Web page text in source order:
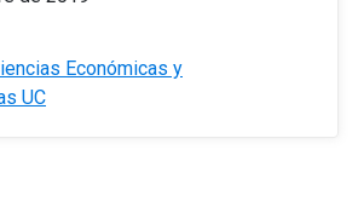
Económicas y
UC